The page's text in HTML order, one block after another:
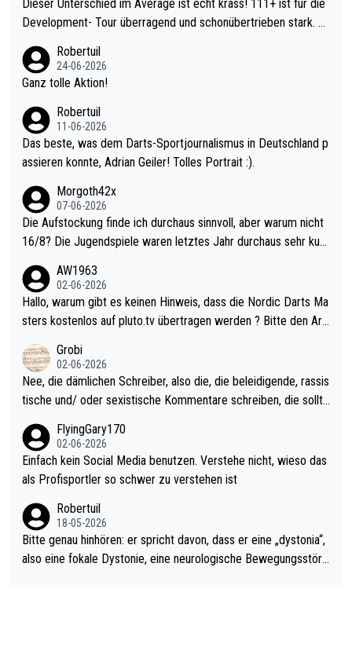
Dieser Unterschied im Average ist echt krass! 111+ ist für die
Development- Tour überragend und schonübertrieben stark. U
mal 40+ erst recht. Da gewinnst keinen Blumentopf - ist ja noc
h krasser wie ein Pokalspiel eines Kreisligisten vs einem Bund
Robertuil
24-06-2026
Ganz tolle Aktion!
Robertuil
11-06-2026
Das beste, was dem Darts-Sportjournalismus in Deutschland p
assieren konnte, Adrian Geiler! Tolles Portrait :).
Morgoth42x
07-06-2026
Die Aufstockung finde ich durchaus sinnvoll, aber warum nicht
16/8? Die Jugendspiele waren letztes Jahr durchaus sehr kurz
Allerdings ist Mitchell Lawrie als Nummer 1 der Welt eh qualifi
ziert. Somit ändert die automatische Qualifikation des Weltmei
sters erstmal nichts. Ich denke sie wollen damit für nächstes J
ohl wenig WDF Turniere spielen. Dies war bei Archie Self letzt
es Jahr der Fall. Er musste als amtierender Weltmeister durch
den Qualifier und ich glaube kaum, dass Mitchel sich das (in Ve
gas) antun würde, wenn er doch eigentlich die PDC-WM als Zi
el hat.
AW1963
02-06-2026
Hallo, warum gibt es keinen Hinweis, dass die Nordic Darts Ma
sters kostenlos auf pluto.tv übertragen werden ? Bitte den Arti
Grobi
02-06-2026
Nee, die dämlichen Schreiber, also die, die beleidigende, rassis
tische und/ oder sexistische Kommentare schreiben, die sollte
s Leben in den Griff kriegen. Nur eins wundert mich: Luke Little
r war doch neulich erst derjenige, der über Social Media GvV p
rovoziert hat. Und Littlers Mutter schießt öfters mal gegen Ric
FlyingGary170
02-06-2026
Einfach kein Social Media benutzen. Verstehe nicht, wieso das
als Profisportler so schwer zu verstehen ist
Robertuil
18-05-2026
Bitte genau hinhören: er spricht davon, dass er eine „dystonia“,
also eine fokale Dystonie, eine neurologische Bewegungsstöru